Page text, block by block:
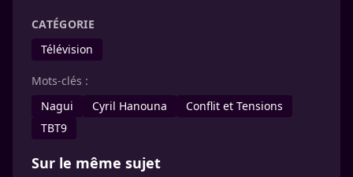
CATÉGORIE
Télévision
Mots-clés :
Nagui
Cyril Hanouna
Conflit et Tensions
TBT9
Sur le même sujet